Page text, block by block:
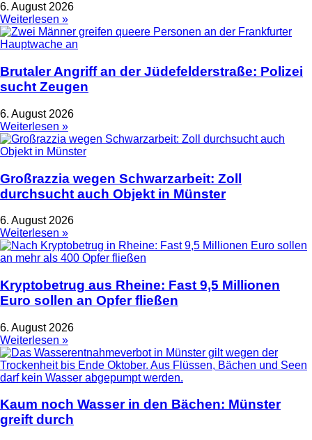
6. August 2026
Weiterlesen »
Brutaler Angriff an der Jüdefelderstraße: Polizei
sucht Zeugen
6. August 2026
Weiterlesen »
Großrazzia wegen Schwarzarbeit: Zoll
durchsucht auch Objekt in Münster
6. August 2026
Weiterlesen »
Kryptobetrug aus Rheine: Fast 9,5 Millionen
Euro sollen an Opfer fließen
6. August 2026
Weiterlesen »
Kaum noch Wasser in den Bächen: Münster
greift durch